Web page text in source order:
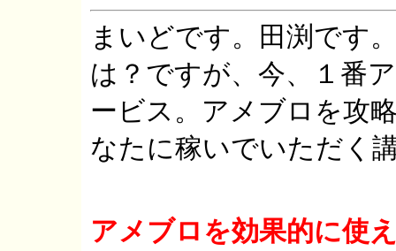
まいどです。田渕です
は？ですが、今、１番
ービス。アメブロを攻
なたに稼いでいただく
アメブロを効果的に使